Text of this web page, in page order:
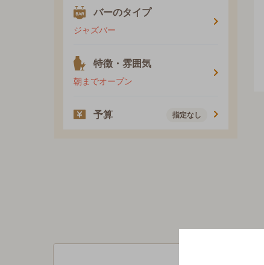
バーのタイプ
ジャズバー
特徴・雰囲気
朝までオープン
予算 指定なし